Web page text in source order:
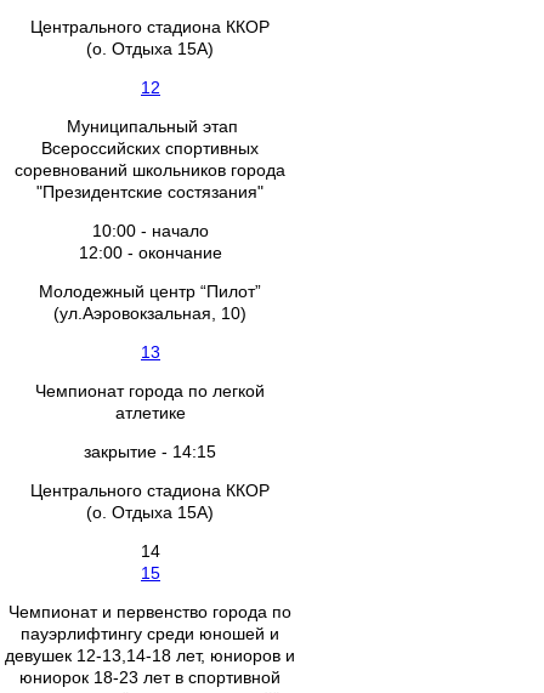
Центрального стадиона ККОР
(о. Отдыха 15А)
12
Муниципальный этап
Всероссийских спортивных
соревнований школьников города
"Президентские состязания"
10:00 - начало
12:00 - окончание
Молодежный центр “Пилот”
(ул.Аэровокзальная, 10)
13
Чемпионат города по легкой
атлетике
закрытие - 14:15
Центрального стадиона ККОР
(о. Отдыха 15А)
14
15
Чемпионат и первенство города по
пауэрлифтингу cреди юношей и
девушек 12-13,14-18 лет, юниоров и
юниорок 18-23 лет в спортивной